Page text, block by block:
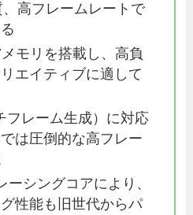
高フレームレートで
モリを搭載し、高負
エイティブに適して
フレーム生成）に対応
は圧倒的な高フレー
ーシングコアにより、
性能も旧世代からパ